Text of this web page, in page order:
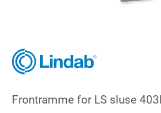
Frontramme for LS sluse